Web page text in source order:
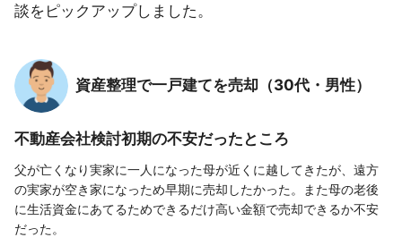
談をピックアップしました。
資産整理で一戸建てを売却（30代・男性）
不動産会社検討初期の不安だったところ
父が亡くなり実家に一人になった母が近くに越してきたが、遠方
の実家が空き家になっため早期に売却したかった。また母の老後
に生活資金にあてるためできるだけ高い金額で売却できるか不安
だった。